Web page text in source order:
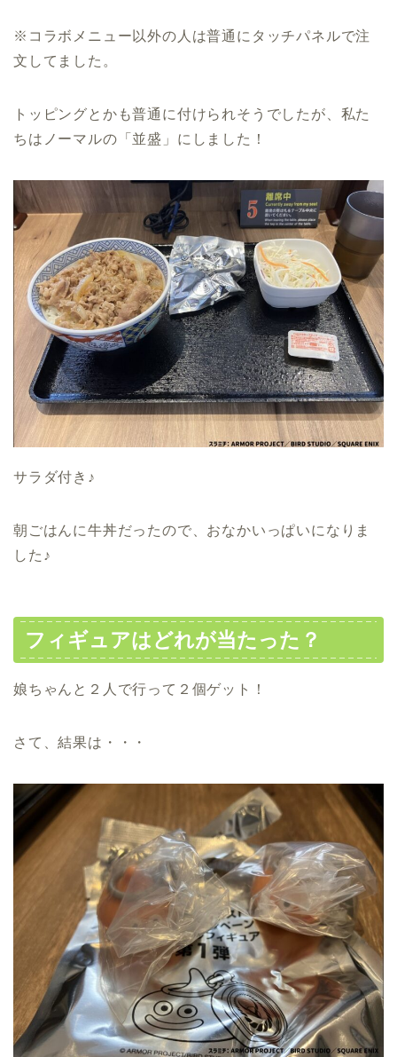
※コラボメニュー以外の人は普通にタッチパネルで注
文してました。
トッピングとかも普通に付けられそうでしたが、私た
ちはノーマルの「並盛」にしました！
サラダ付き♪
朝ごはんに牛丼だったので、おなかいっぱいになりま
した♪
フィギュアはどれが当たった？
娘ちゃんと２人で行って２個ゲット！
さて、結果は・・・